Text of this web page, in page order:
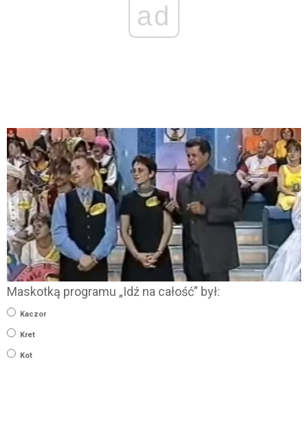
ad
Maskotką programu „Idź na całość” był:
Kaczor
Kret
Kot